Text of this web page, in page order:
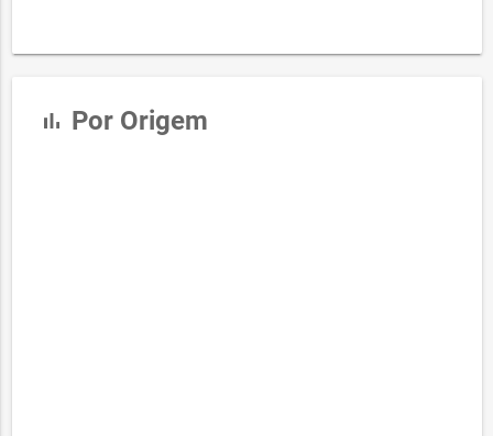
bar_chart Por Origem